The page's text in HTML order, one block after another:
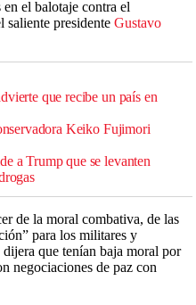
en el balotaje contra el
saliente presidente Gustavo
que recibe un país en
Keiko Fujimori
a Trump que se levanten
de la moral combativa, de las
para los militares y
que tenían baja moral por
negociaciones de paz con